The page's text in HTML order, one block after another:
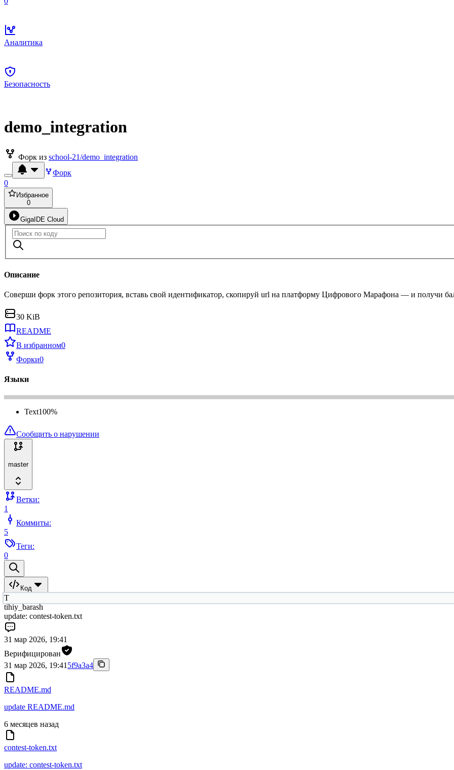
Аналитика
Безопасность
demo_integration
Форк из school-21/demo_integration
Форк
0
Избранное
0
GigaIDE Cloud
Описание
Соверши форк этого репозитория, вставь свой идентификатор, скопируй url на платформу Цифрового Марафона — и получи
30 KiB
README
В избранном0
Форки0
Языки
Text100%
Сообщить о нарушении
master
Ветки:
1
Коммиты:
5
Теги:
0
Код
T
tihiy_barash
update: contest-token.txt
31 мар 2026, 19:41
Верифицирован
31 мар 2026, 19:41 5f9a3a4
README.md
update README.md
6 месяцев назад
contest-token.txt
update: contest-token.txt